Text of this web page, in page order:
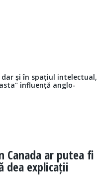
dar și în spațiul intelectual,
influență anglo-
Canada ar putea fi
dea explicații